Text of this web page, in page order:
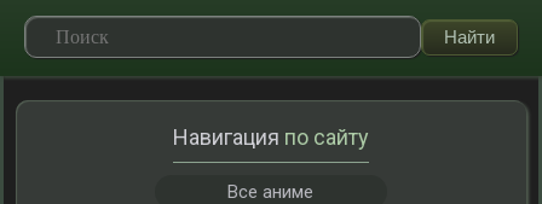
Навигация по сайту
Все аниме